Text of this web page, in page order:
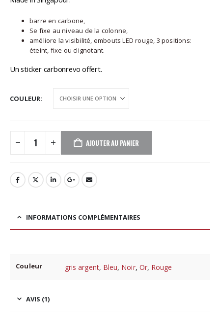
barre en carbone,
Se fixe au niveau de la colonne,
améliore la visibilité, embouts LED rouge, 3 positions:
éteint, fixe ou clignotant.
Un sticker carbonrevo offert.
COULEUR
AJOUTER AU PANIER
INFORMATIONS COMPLÉMENTAIRES
Couleur gris argent, Bleu, Noir, Or, Rouge
AVIS (1)